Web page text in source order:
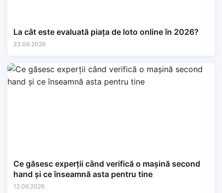
La cât este evaluată piața de loto online în 2026?
23.06.2026
Ce găsesc experții când verifică o mașină second
hand și ce înseamnă asta pentru tine
12.06.2026